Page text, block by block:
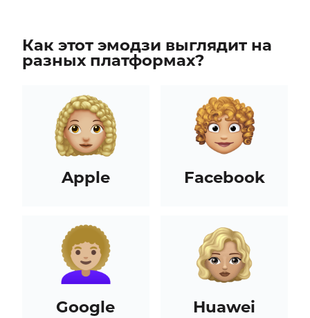
Как этот эмодзи выглядит на
разных платформах?
Apple Facebook
Google Huawei